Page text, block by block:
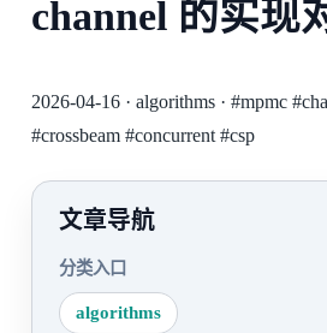
channel 的实现
2026-04-16· algorithms· #mpmc
#crossbeam #concurrent #csp
文章导航
分类入口
algorithms